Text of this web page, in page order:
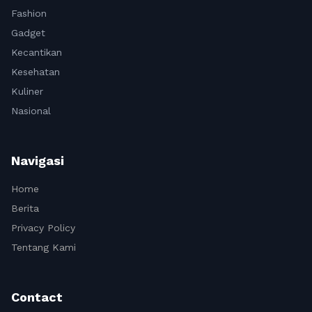
Fashion
Gadget
Kecantikan
Kesehatan
Kuliner
Nasional
Navigasi
Home
Berita
Privacy Policy
Tentang Kami
Contact